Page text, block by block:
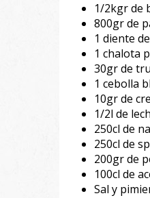
1/2kgr de
800gr de
1 diente
1 chalota
30gr de
1 cebolla
10gr de
1/2l de
250cl de
250cl de
200gr de
100cl de
Sal y